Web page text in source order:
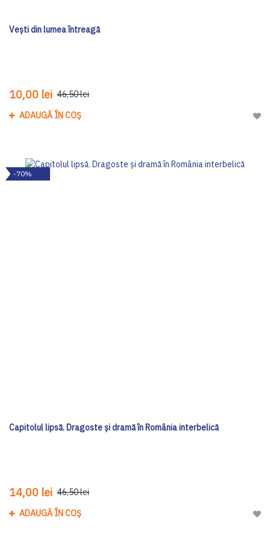
Vești din lumea întreagă
10,00 lei 46,50 lei
ADAUGĂ ÎN COȘ
-70%
Capitolul lipsă. Dragoste și dramă în România interbelică
14,00 lei 46,50 lei
ADAUGĂ ÎN COȘ